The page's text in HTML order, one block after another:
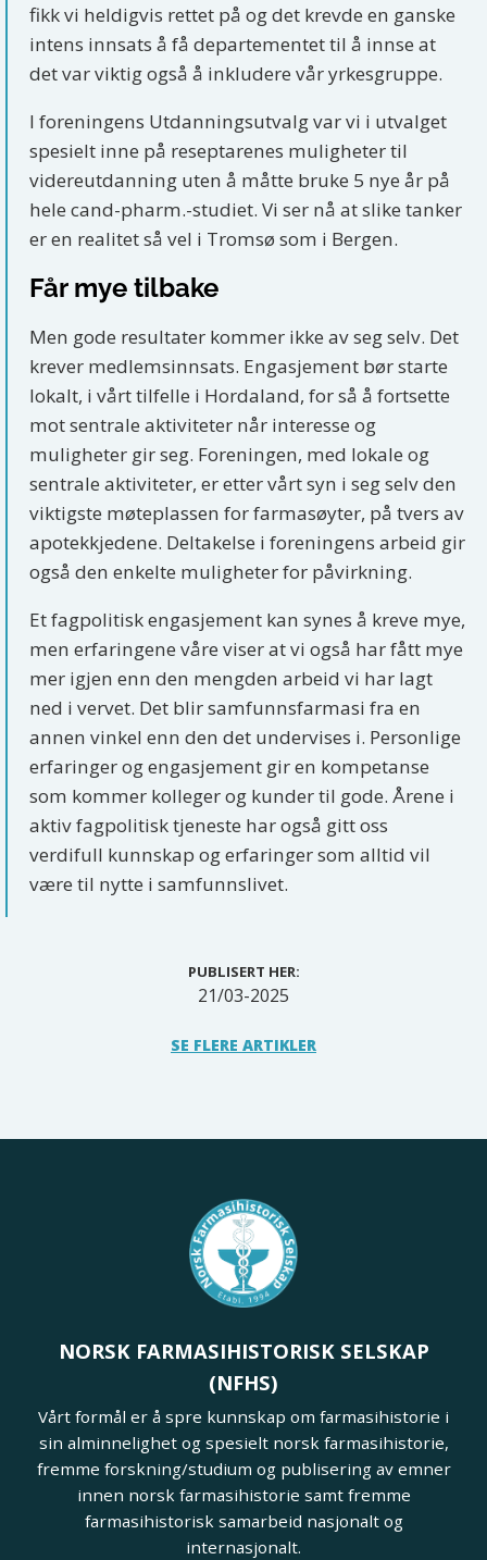
PUBLISERT HER:
21/03-2025
SE FLERE ARTIKLER
fikk vi heldigvis rettet på og det krevde en ganske
intens innsats å få departementet til å innse at
det var viktig også å inkludere vår yrkesgruppe.
I foreningens Utdanningsutvalg var vi i utvalget
spesielt inne på reseptarenes muligheter til
videreutdanning uten å måtte bruke 5 nye år på
hele cand-pharm.-studiet. Vi ser nå at slike tanker
er en realitet så vel i Tromsø som i Bergen.
Får mye tilbake
Men gode resultater kommer ikke av seg selv. Det
krever medlemsinnsats. Engasjement bør starte
lokalt, i vårt tilfelle i Hordaland, for så å fortsette
mot sentrale aktiviteter når interesse og
muligheter gir seg. Foreningen, med lokale og
sentrale aktiviteter, er etter vårt syn i seg selv den
viktigste møteplassen for farmasøyter, på tvers av
apotekkjedene. Deltakelse i foreningens arbeid gir
også den enkelte muligheter for påvirkning.
Et fagpolitisk engasjement kan synes å kreve mye,
men erfaringene våre viser at vi også har fått mye
mer igjen enn den mengden arbeid vi har lagt
ned i vervet. Det blir samfunnsfarmasi fra en
annen vinkel enn den det undervises i. Personlige
erfaringer og engasjement gir en kompetanse
som kommer kolleger og kunder til gode. Årene i
aktiv fagpolitisk tjeneste har også gitt oss
verdifull kunnskap og erfaringer som alltid vil
være til nytte i samfunnslivet.
NORSK FARMASIHISTORISK SELSKAP
(NFHS)
Vårt formål er å spre kunnskap om farmasihistorie i
sin alminnelighet og spesielt norsk farmasihistorie,
fremme forskning/studium og publisering av emner
innen norsk farmasihistorie samt fremme
farmasihistorisk samarbeid nasjonalt og
internasjonalt.